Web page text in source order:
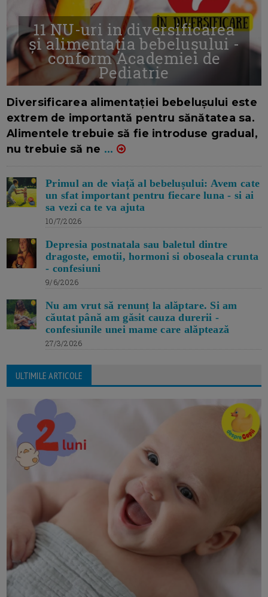
11 NU-uri in diversificarea
și alimentația bebelușului -
conform Academiei de
Pediatrie
Diversificarea alimentației bebelușului este
extrem de importantă pentru sănătatea sa.
Alimentele trebuie să fie introduse gradual,
nu trebuie să ne ...
Primul an de viață al bebelușului: Avem cate
un sfat important pentru fiecare luna - si ai
sa vezi ca te va ajuta
10/7/2026
Depresia postnatala sau baletul dintre
dragoste, emotii, hormoni si oboseala crunta
- confesiuni
9/6/2026
Nu am vrut să renunț la alăptare. Si am
căutat până am găsit cauza durerii -
confesiunile unei mame care alăptează
27/3/2026
ULTIMILE ARTICOLE